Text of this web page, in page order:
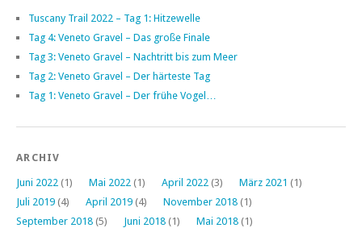
Tuscany Trail 2022 – Tag 1: Hitzewelle
Tag 4: Veneto Gravel – Das große Finale
Tag 3: Veneto Gravel – Nachtritt bis zum Meer
Tag 2: Veneto Gravel – Der härteste Tag
Tag 1: Veneto Gravel – Der frühe Vogel…
ARCHIV
Juni 2022 (1) Mai 2022 (1) April 2022 (3) März 2021 (1)
Juli 2019 (4) April 2019 (4) November 2018 (1)
September 2018 (5) Juni 2018 (1) Mai 2018 (1)